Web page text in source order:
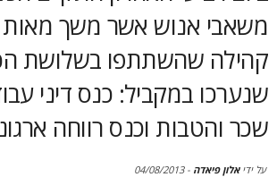
אשר משך מאות אנשי
בשלושת הכנסים
במקביל: כנס דיני עבודה, כנס
וכנס רווחה ארגונית.
-
04/08/2013